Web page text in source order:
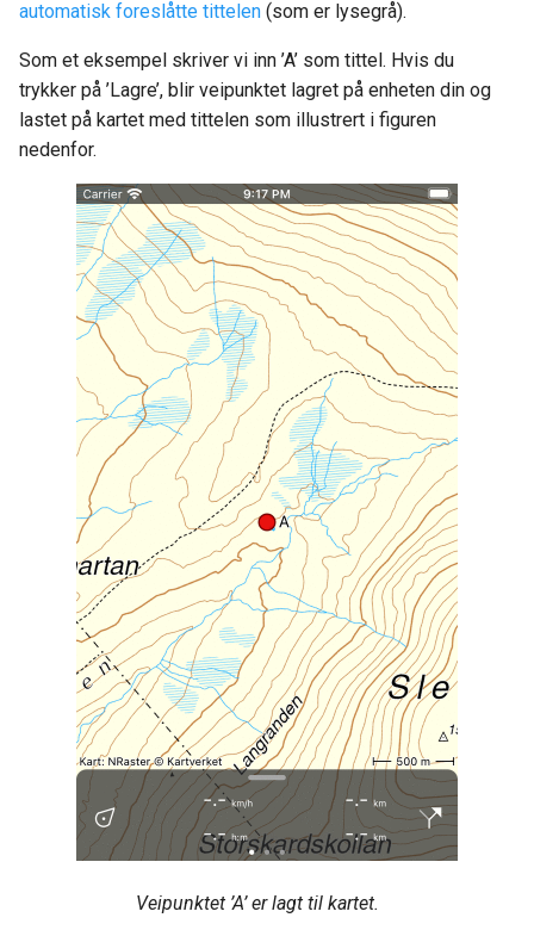
automatisk foreslåtte tittelen (som er lysegrå).
Som et eksempel skriver vi inn ’A’ som tittel. Hvis du
trykker på ’Lagre’, blir veipunktet lagret på enheten din og
lastet på kartet med tittelen som illustrert i figuren
nedenfor.
Veipunktet ’A’ er lagt til kartet.